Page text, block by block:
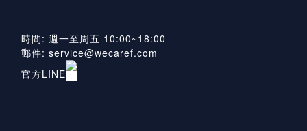
時間: 週一至周五 10:00~18:00
郵件: service@wecaref.com
官方LINE